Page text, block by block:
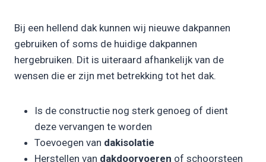
Bij een hellend dak kunnen wij nieuwe dakpannen
gebruiken of soms de huidige dakpannen
hergebruiken. Dit is uiteraard afhankelijk van de
wensen die er zijn met betrekking tot het dak.
Is de constructie nog sterk genoeg of dient
deze vervangen te worden
Toevoegen van dakisolatie
Herstellen van dakdoorvoeren of schoorsteen